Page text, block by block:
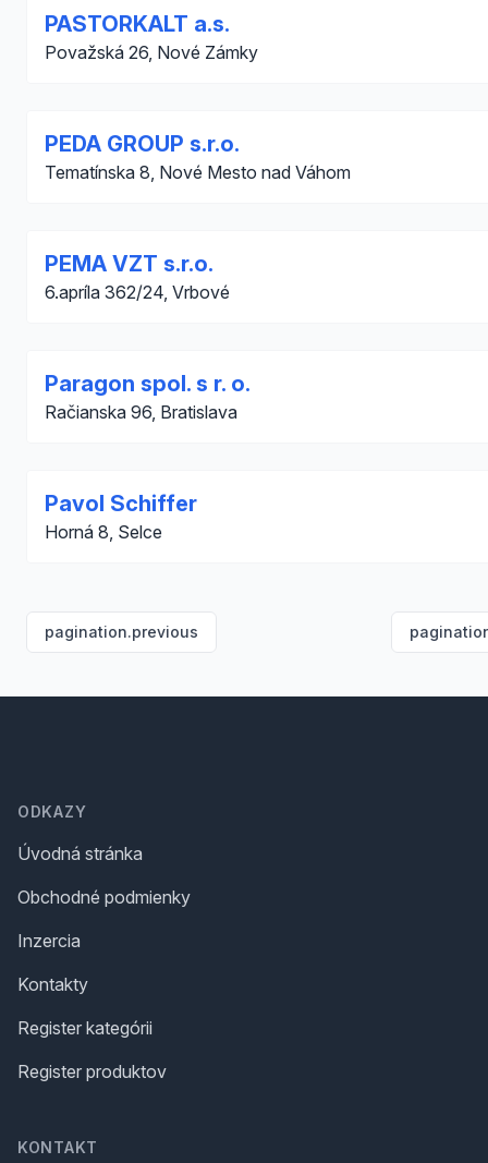
PASTORKALT a.s.
Považská 26, Nové Zámky
PEDA GROUP s.r.o.
Tematínska 8, Nové Mesto nad Váhom
PEMA VZT s.r.o.
6.apríla 362/24, Vrbové
Paragon spol. s r. o.
Račianska 96, Bratislava
Pavol Schiffer
Horná 8, Selce
pagination.previous
ODKAZY
Úvodná stránka
Obchodné podmienky
Inzercia
Kontakty
Register kategórii
Register produktov
KONTAKT